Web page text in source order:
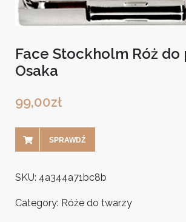
Face Stockholm Róż
Osaka
99,00zł
SPRAWDŹ
SKU: 4a344a71bc8b
Category: Róże do twarzy